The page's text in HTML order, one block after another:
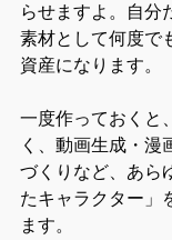
らせますよ。自分
素材として何度で
資産になります。
一度作っておくと
く、動画生成・漫
づくりなど、あら
たキャラクター」
ます。